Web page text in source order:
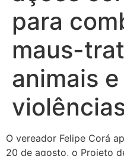
para
maus-
animais
O vereador Felipe Corá
20 de agosto, o Projeto